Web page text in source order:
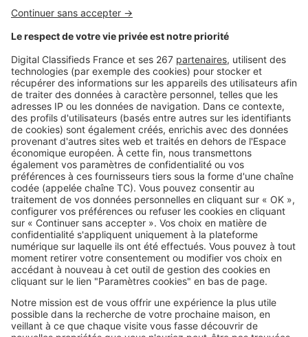
balnéaires dans le Var, de la moins
chère à la plus chère
SeLoger c'est aussi